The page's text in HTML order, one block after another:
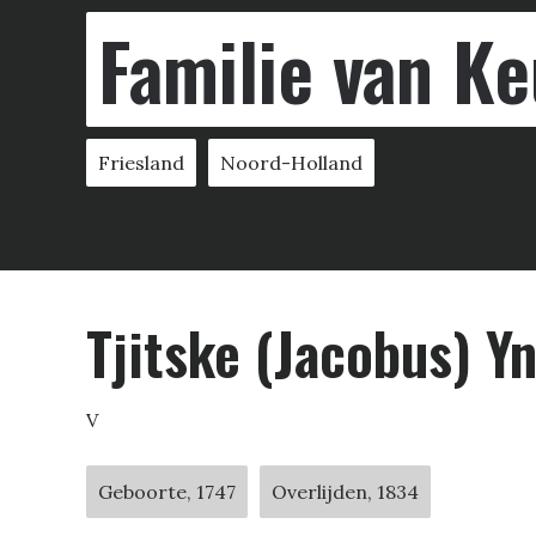
Familie van
Friesland Noord-Holland
Tjitske (Jacobus)
V
Geboorte, 1747 Overlijden, 1834